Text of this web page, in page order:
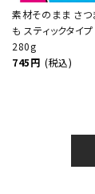
素材そのまま さつ
も スティックタイプ
280g
745円 (税込)